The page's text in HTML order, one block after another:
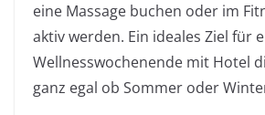
eine Massage buchen oder im
aktiv werden. Ein ideales Ziel für
Wellnesswochenende mit Hotel
ganz egal ob Sommer oder